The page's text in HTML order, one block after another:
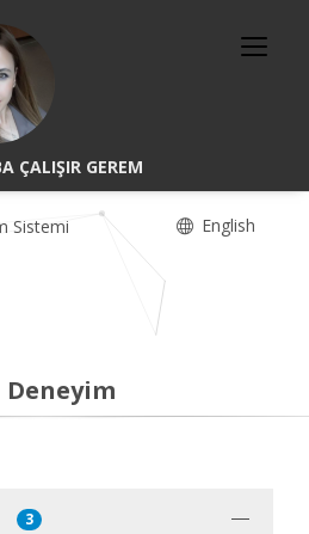
ÇALIŞIR GEREM
Sistemi English
3